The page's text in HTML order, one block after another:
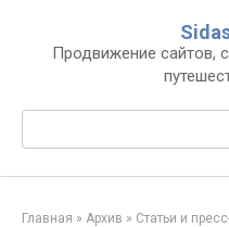
контентуПродвижение сайтов,
Главная » Архив » Статьи и